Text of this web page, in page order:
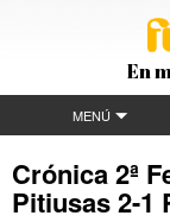
En
MENÚ
Crónica 2ª
Pitiusas 2-1